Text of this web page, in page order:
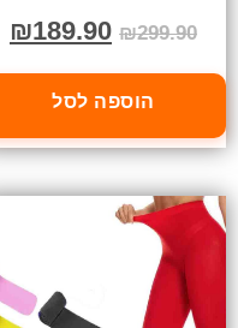
₪299.90
₪189.90
הוספה לסל